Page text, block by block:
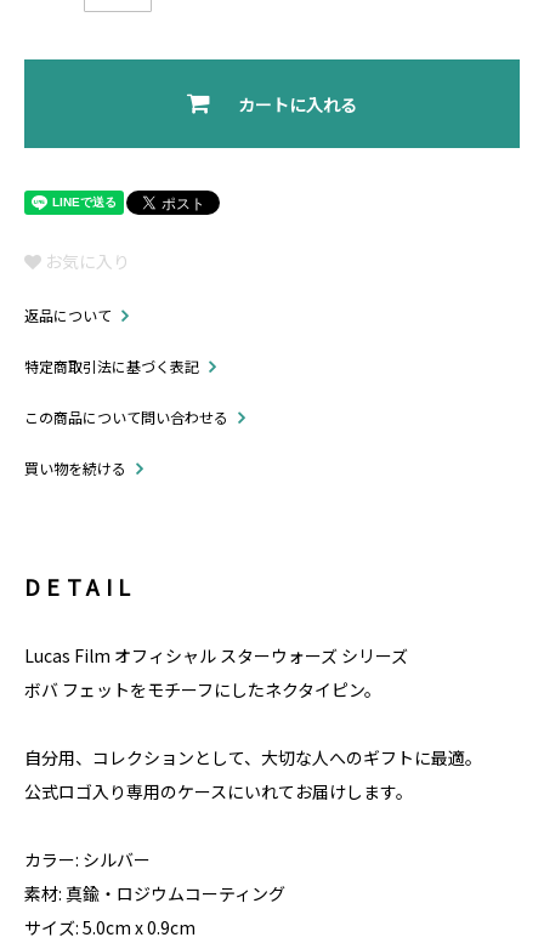
カートに入れる
お気に入り
返品について
特定商取引法に基づく表記
この商品について問い合わせる
買い物を続ける
DETAIL
Lucas Film オフィシャル スターウォーズ シリーズ
ボバ フェットをモチーフにしたネクタイピン。
自分用、コレクションとして、大切な人へのギフトに最適。
公式ロゴ入り専用のケースにいれてお届けします。
カラー: シルバー
素材: 真鍮・ロジウムコーティング
サイズ: 5.0cm x 0.9cm